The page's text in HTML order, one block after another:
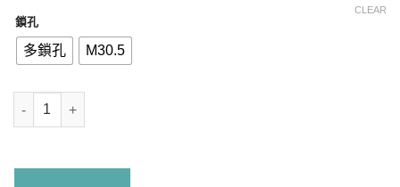
鎖孔
多鎖孔 M30.5
CLEAR
轉接環RDA-06835 quantity